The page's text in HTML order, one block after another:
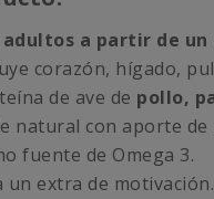
a partir de un
corazón, hígado,
de ave de pollo,
natural con aporte
fuente de Omega 3.
un extra de motivación.